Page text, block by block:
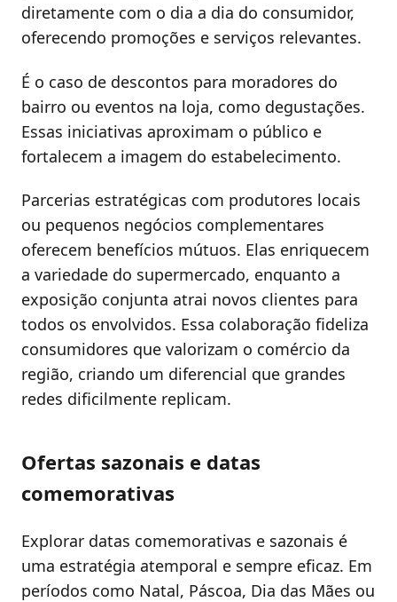
diretamente com o dia a dia do consumidor,
oferecendo promoções e serviços relevantes.
É o caso de descontos para moradores do
bairro ou eventos na loja, como degustações.
Essas iniciativas aproximam o público e
fortalecem a imagem do estabelecimento.
Parcerias estratégicas com produtores locais
ou pequenos negócios complementares
oferecem benefícios mútuos. Elas enriquecem
a variedade do supermercado, enquanto a
exposição conjunta atrai novos clientes para
todos os envolvidos. Essa colaboração fideliza
consumidores que valorizam o comércio da
região, criando um diferencial que grandes
redes dificilmente replicam.
Ofertas sazonais e datas
comemorativas
Explorar datas comemorativas e sazonais é
uma estratégia atemporal e sempre eficaz. Em
períodos como Natal, Páscoa, Dia das Mães ou